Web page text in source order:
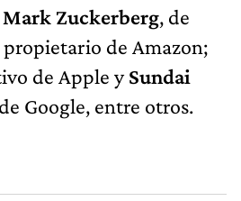
Mark Zuckerberg, de
propietario de Amazon;
de Apple ySundai
Google, entre otros.